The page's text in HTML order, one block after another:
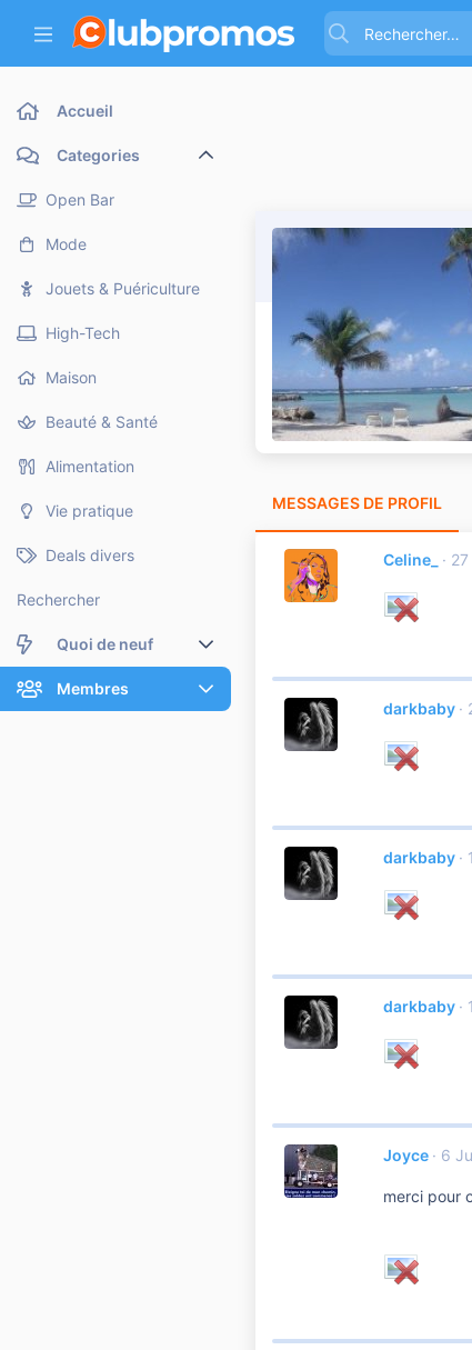
Accueil
Categories
Open Bar
Mode
Jouets & Puériculture
High-Tech
Maison
Beauté & Santé
Alimentation
Vie pratique
Deals divers
Rechercher
Quoi de neuf
Nouveaux messages
Membres
MESSAGES DE PROFIL
Celine_
darkbaby
darkbaby
darkbaby
Joyce 6
merci pour